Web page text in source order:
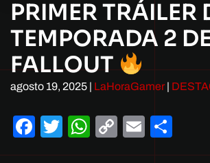
PRIMER TRÁILER
TEMPORADA 2
FALLOUT
agosto 19, 2025 | LaHoraGamer |
Facebook
TwitterWhatsApp
Copy
Link
Email